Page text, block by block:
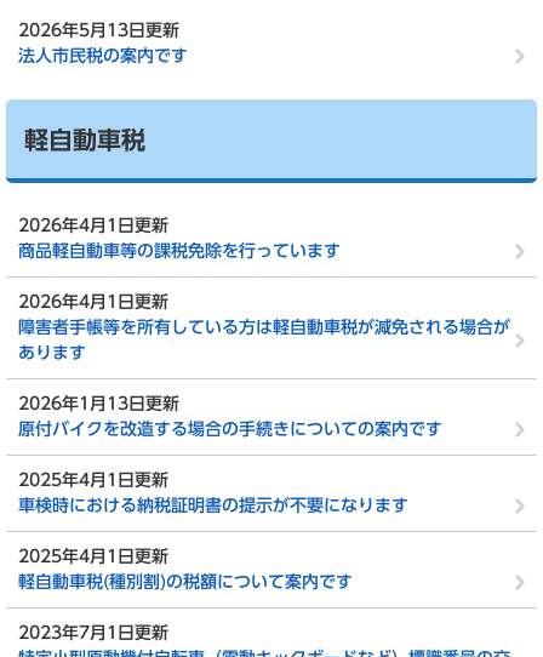
2026年5月13日更新
法人市民税の案内です
軽自動車税
2026年4月1日更新
商品軽自動車等の課税免除を行っています
2026年4月1日更新
障害者手帳等を所有している方は軽自動車税が減免される場合が
あります
2026年1月13日更新
原付バイクを改造する場合の手続きについての案内です
2025年4月1日更新
車検時における納税証明書の提示が不要になります
2025年4月1日更新
軽自動車税(種別割)の税額について案内です
2023年7月1日更新